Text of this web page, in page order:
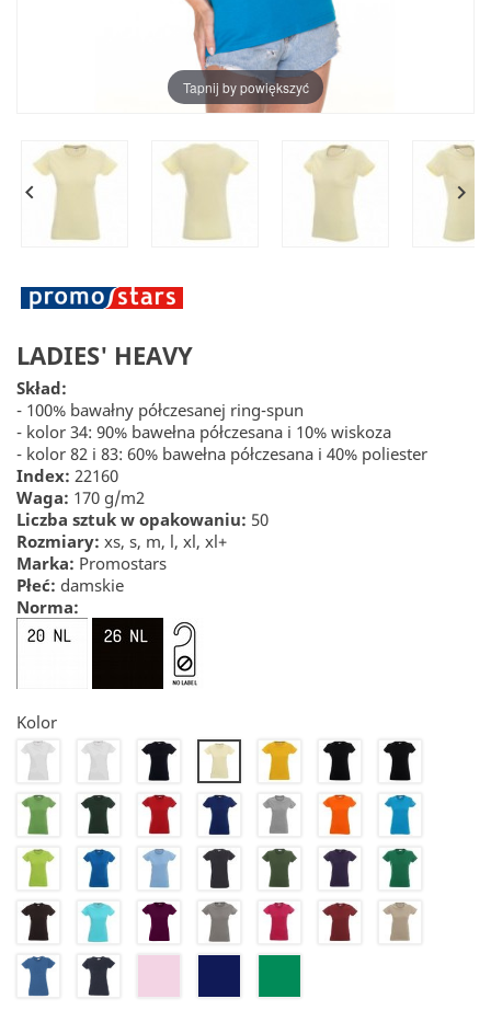
Tapnij by powiększyć
 
LADIES' HEAVY
Skład:
- 100% bawałny półczesanej ring-spun
- kolor 34: 90% bawełna półczesana i 10% wiskoza
- kolor 82 i 83: 60% bawełna półczesana i 40% poliester
Index: 22160
Waga: 170 g/m2
Liczba sztuk w opakowaniu: 50
Rozmiary: xs, s, m, l, xl, xl+
Marka: Promostars
Płeć: damskie
Norma:
Kolor
20
20NL 22 23 24 26 26NL
27 28 30 32 34 36 39
41 44 46 50 55 56 57
61 65 67 70 71 72 74
82 83